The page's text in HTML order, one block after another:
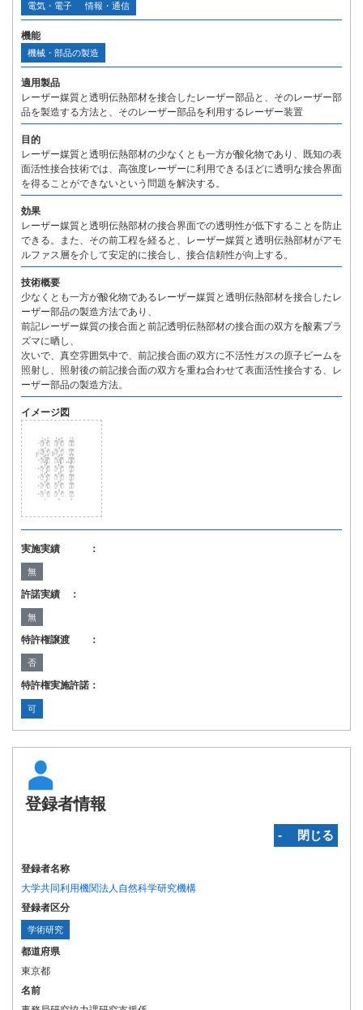
電気・電子 情報・通信
機能
機械・部品の製造
適用製品
レーザー媒質と透明伝熱部材を接合したレーザー部品と、そのレーザー部
品を製造する方法と、そのレーザー部品を利用するレーザー装置
目的
レーザー媒質と透明伝熱部材の少なくとも一方が酸化物であり、既知の表
面活性接合技術では、高強度レーザーに利用できるほどに透明な接合界面
を得ることができないという問題を解決する。
効果
レーザー媒質と透明伝熱部材の接合界面での透明性が低下することを防止
できる。また、その前工程を経ると、レーザー媒質と透明伝熱部材がアモ
ルファス層を介して安定的に接合し、接合信頼性が向上する。
技術概要
少なくとも一方が酸化物であるレーザー媒質と透明伝熱部材を接合したレ
ーザー部品の製造方法であり、
前記レーザー媒質の接合面と前記透明伝熱部材の接合面の双方を酸素プラ
ズマに晒し、
次いで、真空雰囲気中で、前記接合面の双方に不活性ガスの原子ビームを
照射し、照射後の前記接合面の双方を重ね合わせて表面活性接合する、レ
ーザー部品の製造方法。
イメージ図
実施実績 ：
無
許諾実績 ：
無
特許権譲渡 ：
否
特許権実施許諾：
可
登録者情報
‐ 閉じる
登録者名称
大学共同利用機関法人自然科学研究機構
登録者区分
学術研究
都道府県
東京都
名前